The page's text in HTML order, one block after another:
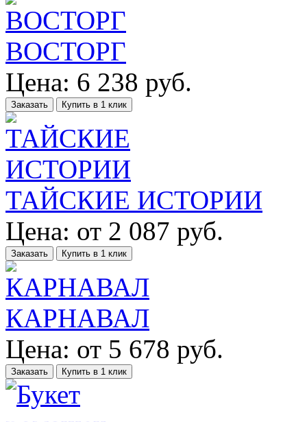
ВОСТОРГ
Цена: 6 238 руб.
Заказать Купить в 1 клик
ТАЙСКИЕ ИСТОРИИ
Цена: от 2 087 руб.
Заказать Купить в 1 клик
КАРНАВАЛ
Цена: от 5 678 руб.
Заказать Купить в 1 клик